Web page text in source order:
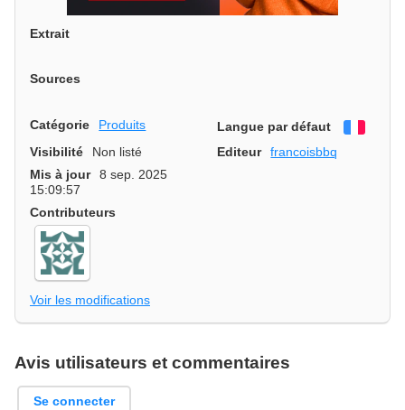
Extrait
Sources
Catégorie Produits Langue par défaut
Visibilité
Non listé Editeur
francoisbbq
Mis à jour
8 sep. 2025
15:09:57
Contributeurs
Voir les modifications
Avis utilisateurs et commentaires
Se connecter